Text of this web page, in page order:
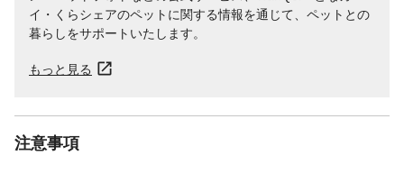
イ・くらシェアのペットに関する情報を通じて、ペットとの
暮らしをサポートいたします。
もっと見る
注意事項